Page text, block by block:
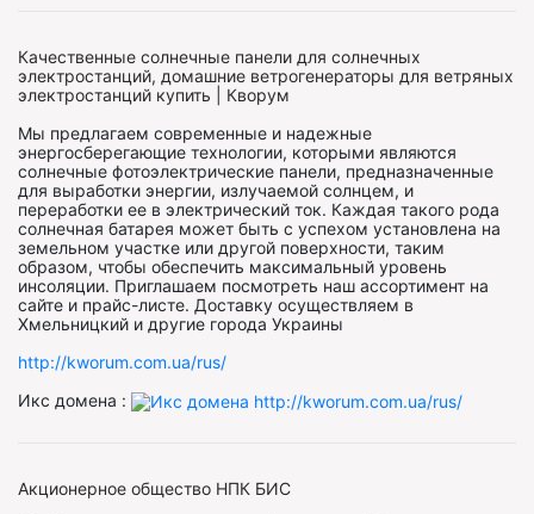
Качественные солнечные панели для солнечных
электростанций, домашние ветрогенераторы для ветряных
электростанций купить | Кворум
Мы предлагаем современные и надежные
энергосберегающие технологии, которыми являются
солнечные фотоэлектрические панели, предназначенные
для выработки энергии, излучаемой солнцем, и
переработки ее в электрический ток. Каждая такого рода
солнечная батарея может быть с успехом установлена на
земельном участке или другой поверхности, таким
образом, чтобы обеспечить максимальный уровень
инсоляции. Приглашаем посмотреть наш ассортимент на
сайте и прайс-листе. Доставку осуществляем в
Хмельницкий и другие города Украины
http://kworum.com.ua/rus/
Икс домена :
Акционерное общество НПК БИС